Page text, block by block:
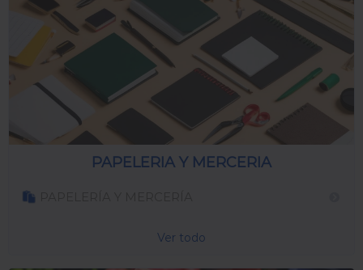
PAPELERIA Y MERCERIA
Ver todo